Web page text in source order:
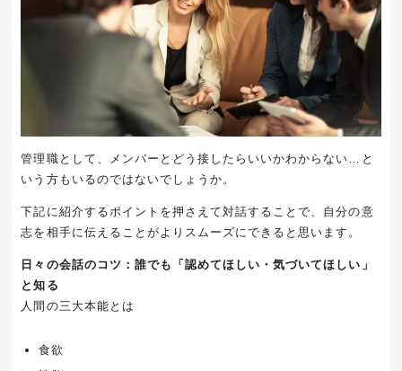
管理職として、メンバーとどう接したらいいかわからない…と
いう方もいるのではないでしょうか。
下記に紹介するポイントを押さえて対話することで、自分の意
志を相手に伝えることがよりスムーズにできると思います。
日々の会話のコツ：誰でも「認めてほしい・気づいてほしい」
と知る
人間の三大本能とは
食欲